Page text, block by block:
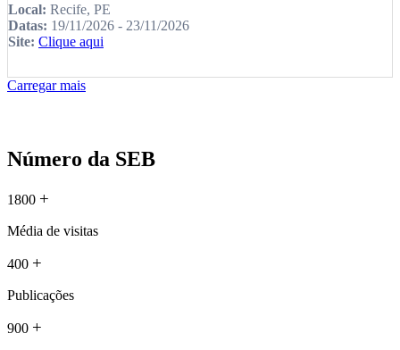
Local: Recife, PE
Datas: 19/11/2026 - 23/11/2026
Site: Clique aqui
Carregar mais
Número da SEB
1800 +
Média de visitas
400 +
Publicações
900 +